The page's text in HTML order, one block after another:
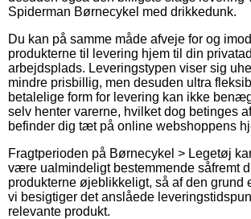
Spiderman Børnecykel med drikkedunk.
Du kan på samme måde afveje for og
produkterne til levering hjem til din
arbejdsplads. Leveringstypen viser sig
mindre prisbillig, men desuden ultra
betalelige form for levering kan ikke
selv henter varerne, hvilket dog betinges
befinder dig tæt på online webshoppens
Fragtperioden på Børnecykel > Legetøj
være ualmindeligt bestemmende såfremt
produkterne øjeblikkeligt, så af den grund
vi besigtiger det anslåede
relevante produkt.